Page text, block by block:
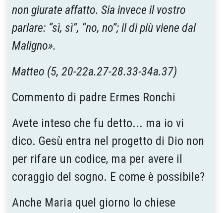
non giurate affatto. Sia invece il vostro
parlare: “sì, sì”, “no, no”; il di più viene dal
Maligno».
Matteo (5, 20-22a.27-28.33-34a.37)
Commento di padre Ermes Ronchi
Avete inteso che fu detto... ma io vi
dico. Gesù entra nel progetto di Dio non
per rifare un codice, ma per avere il
coraggio del sogno. E come è possibile?
Anche Maria quel giorno lo chiese